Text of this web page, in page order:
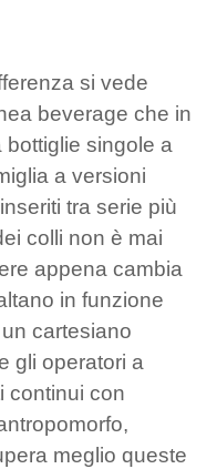
si vede
beverage che in
singole a
a versioni
tra serie più
colli non è mai
appena cambia
in funzione
cartesiano
gli operatori a
continui con
meglio queste